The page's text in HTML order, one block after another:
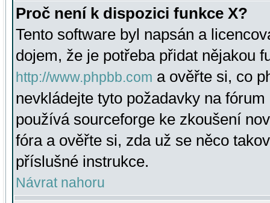
Proč není k dispozici funkce X?
Tento software byl napsán a
dojem, že je potřeba přidat nějakou
http://www.phpbb.com a ověřte si, co
nevkládejte tyto požadavky na
používá sourceforge ke zkoušení
fóra a ověřte si, zda už se něco
příslušné instrukce.
Návrat nahoru